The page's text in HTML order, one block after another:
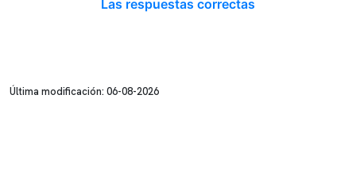
Las respuestas correctas
Última modificación: 06-08-2026